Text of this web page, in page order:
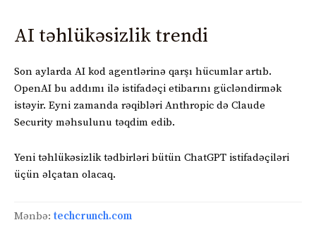
AI təhlükəsizlik trendi
Son aylarda AI kod agentlərinə qarşı hücumlar artıb.
OpenAI bu addımı ilə istifadəçi etibarını gücləndirmək
istəyir. Eyni zamanda rəqibləri Anthropic də Claude
Security məhsulunu təqdim edib.
Yeni təhlükəsizlik tədbirləri bütün ChatGPT istifadəçiləri
üçün əlçatan olacaq.
Mənbə: techcrunch.com